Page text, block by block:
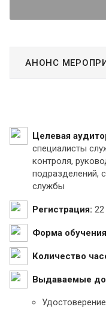
АНОНС
Целевая
специалисты
контроля,
подразделений,
службы
Регистрация:
Форма
Количество
Выдаваемые